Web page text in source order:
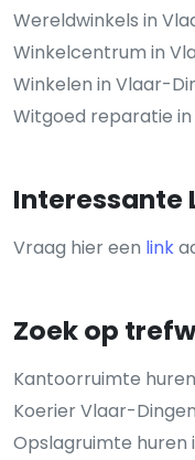
Wereldwinkels in
Winkelcentrum in
Winkelen in Vlaar-
Witgoed reparatie
Interessante
Vraag hier een link
Zoek op
Kantoorruimte
Koerier Vlaar-Dingen
Opslagruimte huren